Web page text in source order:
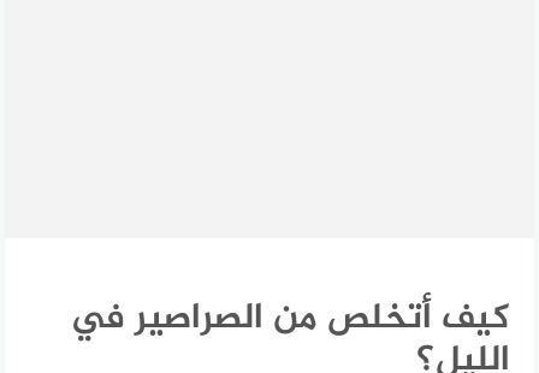
كيف أتخلص من الصراصير في